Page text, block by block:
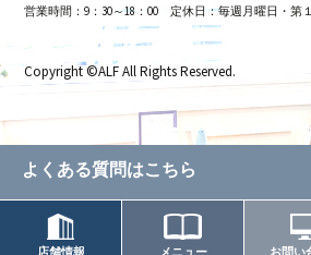
シ
ョ
ン
営業時間：9：30～18：00 定休日：毎週月曜日・第
Copyright ©ALF All Rights Reserved.
よくある質問はこちら
店舗情報 メニュー お問い